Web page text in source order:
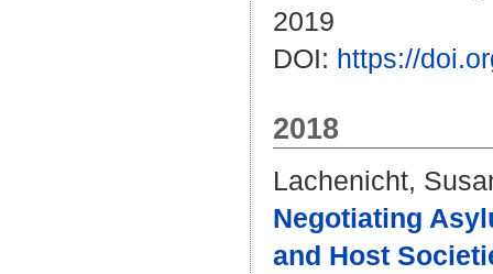
2019
DOI: https://
2018
Lachenicht,
Negotiating
and Host